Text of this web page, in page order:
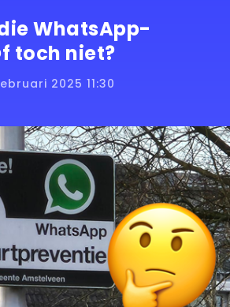
WhatsApp-
toch niet?
2025 11:30